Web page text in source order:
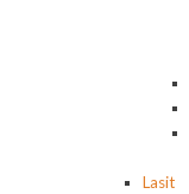
Lasit